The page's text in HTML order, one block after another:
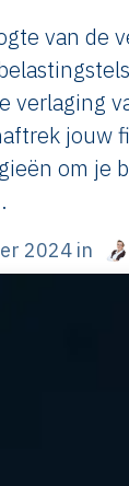
van de
verlaging
jouw
om je
2024 in